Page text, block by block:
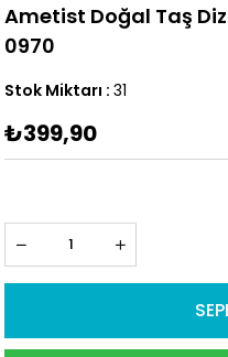
Ametist Doğal Taş
0970
Stok Miktarı : 31
₺399,90